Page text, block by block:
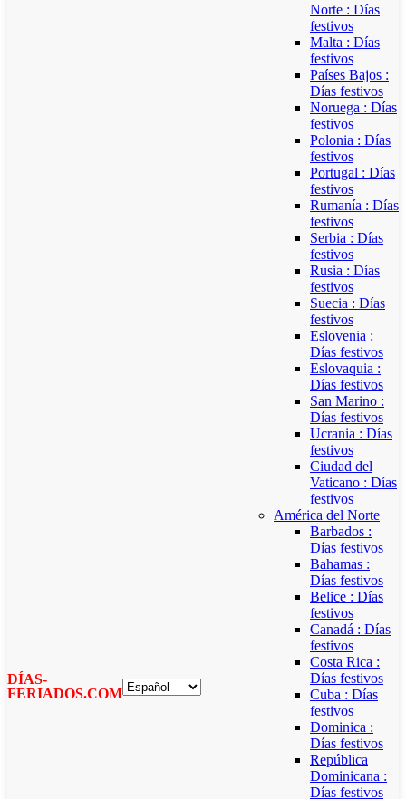
DÍAS-
FERIADOS.COM
Norte : Días
festivos
Malta : Días
festivos
Países Bajos :
Días festivos
Noruega : Días
festivos
Polonia : Días
festivos
Portugal : Días
festivos
Rumanía : Días
festivos
Serbia : Días
festivos
Rusia : Días
festivos
Suecia : Días
festivos
Eslovenia :
Días festivos
Eslovaquia :
Días festivos
San Marino :
Días festivos
Ucrania : Días
festivos
Ciudad del
Vaticano : Días
festivos
América del Norte
Barbados :
Días festivos
Bahamas :
Días festivos
Belice : Días
festivos
Canadá : Días
festivos
Costa Rica :
Días festivos
Cuba : Días
festivos
Dominica :
Días festivos
República
Dominicana :
Días festivos